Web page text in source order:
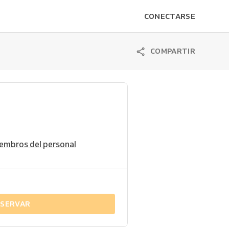
CONECTARSE
COMPARTIR
del personal